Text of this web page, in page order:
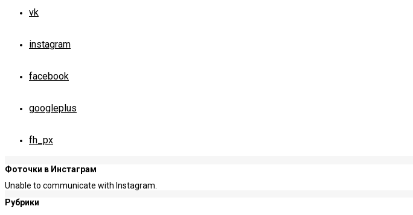
vk
instagram
facebook
googleplus
fh_px
Фоточки в Инстаграм
Unable to communicate with Instagram.
Рубрики